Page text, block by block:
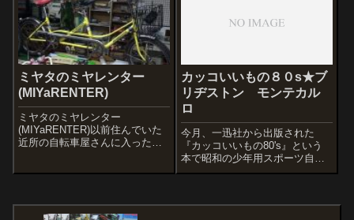
思います。入札をいただいた方
ミヤタのミヤレンター
(MIYaRENTER)
ミヤタのミヤレンター
(MIYaRENTER)以前住んでいた
近所の自転車屋さんに入ったら
られた車種とのことです。いい
カッコいいもの８０s★ブ
リヂストン モンテカル
ロ
今月、一迅社から出版された
『カッコいいもの80's』という
本で昭和の少年用スポーツ自転
車が紹介されているんだけど、